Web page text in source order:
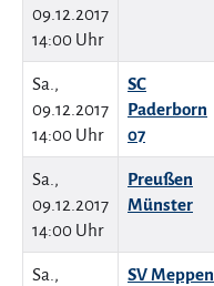
09.12.2017
14:00 Uhr
Sa.,
09.12.2017
14:00 Uhr
SC
Paderborn
07
Sa.,
09.12.2017
14:00 Uhr
Preußen
Münster
Sa.,
SV Meppen